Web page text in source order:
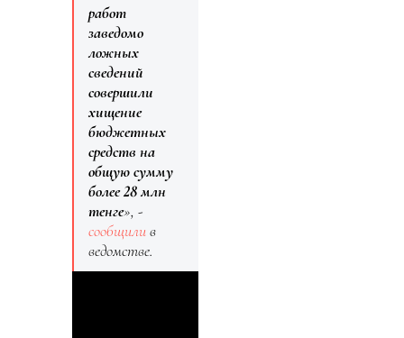
работ
заведомо
ложных
сведений
совершили
хищение
бюджетных
средств на
общую сумму
более 28 млн
тенге», -
сообщилив
ведомстве.